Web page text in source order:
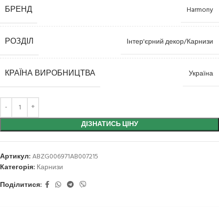
БРЕНД Harmony
РОЗДІЛ Інтер'єрний декор/Карнизи
КРАЇНА ВИРОБНИЦТВА Україна
ДІЗНАТИСЬ ЦІНУ
Артикул:ABZG006971AB007215
Категорія: Карнизи
Поділитися: